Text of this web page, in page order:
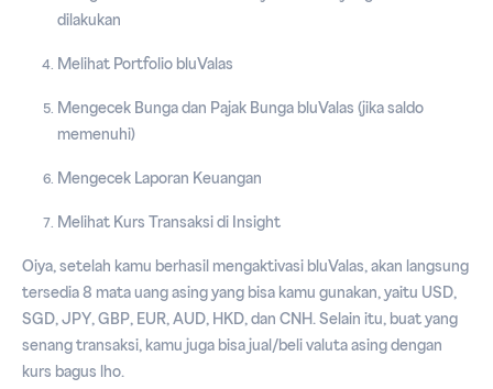
dilakukan
Melihat Portfolio bluValas
Mengecek Bunga dan Pajak Bunga bluValas (jika saldo
memenuhi)
Mengecek Laporan Keuangan
Melihat Kurs Transaksi di Insight
Oiya, setelah kamu berhasil mengaktivasi bluValas, akan langsung
tersedia 8 mata uang asing yang bisa kamu gunakan, yaitu USD,
SGD, JPY, GBP, EUR, AUD, HKD, dan CNH. Selain itu, buat yang
senang transaksi, kamu juga bisa jual/beli valuta asing dengan
kurs bagus lho.